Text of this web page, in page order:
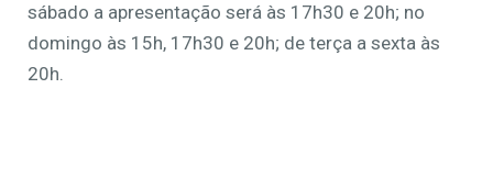
sábado a apresentação será às 17h30 e 20h; no
domingo às 15h, 17h30 e 20h; de terça a sexta às
20h.